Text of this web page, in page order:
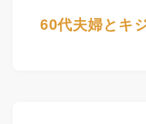
60代夫婦とキ